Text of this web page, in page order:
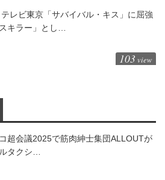
テレビ東京「サバイバル・キス」に屈強
キラー」とし…
103 view
超会議2025で筋肉紳士集団ALLOUTが
タクシ…